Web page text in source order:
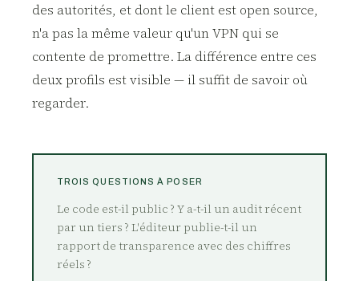
des autorités, et dont le client est open source,
n'a pas la même valeur qu'un VPN qui se
contente de promettre. La différence entre ces
deux profils est visible — il suffit de savoir où
regarder.
TROIS QUESTIONS À POSER
Le code est-il public ? Y a-t-il un audit récent
par un tiers ? L'éditeur publie-t-il un
rapport de transparence avec des chiffres
réels ?